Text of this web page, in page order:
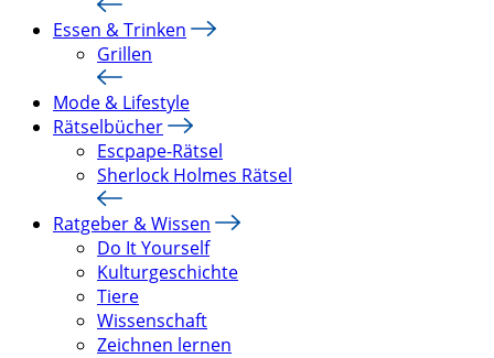
Essen & Trinken
Grillen
Mode & Lifestyle
Rätselbücher
Escpape-Rätsel
Sherlock Holmes Rätsel
Ratgeber & Wissen
Do It Yourself
Kulturgeschichte
Tiere
Wissenschaft
Zeichnen lernen